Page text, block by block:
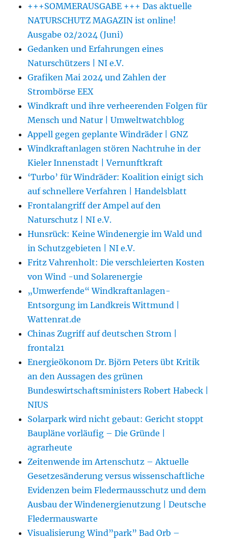
+++SOMMERAUSGABE +++ Das aktuelle
NATURSCHUTZ MAGAZIN ist online!
Ausgabe 02/2024 (Juni)
Gedanken und Erfahrungen eines
Naturschützers | NI e.V.
Grafiken Mai 2024 und Zahlen der
Strombörse EEX
Windkraft und ihre verheerenden Folgen für
Mensch und Natur | Umweltwatchblog
Appell gegen geplante Windräder | GNZ
Windkraftanlagen stören Nachtruhe in der
Kieler Innenstadt | Vernunftkraft
‘Turbo’ für Windräder: Koalition einigt sich
auf schnellere Verfahren | Handelsblatt
Frontalangriff der Ampel auf den
Naturschutz | NI e.V.
Hunsrück: Keine Windenergie im Wald und
in Schutzgebieten | NI e.V.
Fritz Vahrenholt: Die verschleierten Kosten
von Wind -und Solarenergie
„Umwerfende“ Windkraftanlagen-
Entsorgung im Landkreis Wittmund |
Wattenrat.de
Chinas Zugriff auf deutschen Strom |
frontal21
Energieökonom Dr. Björn Peters übt Kritik
an den Aussagen des grünen
Bundeswirtschaftsministers Robert Habeck |
NIUS
Solarpark wird nicht gebaut: Gericht stoppt
Baupläne vorläufig – Die Gründe |
agrarheute
Zeitenwende im Artenschutz – Aktuelle
Gesetzesänderung versus wissenschaftliche
Evidenzen beim Fledermausschutz und dem
Ausbau der Windenergienutzung | Deutsche
Fledermauswarte
Visualisierung Wind”park” Bad Orb –